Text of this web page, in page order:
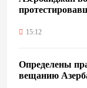
15:12
Определены
вещанию